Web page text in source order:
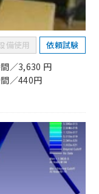
備使用 依頼試験
／3,630 円
／440円